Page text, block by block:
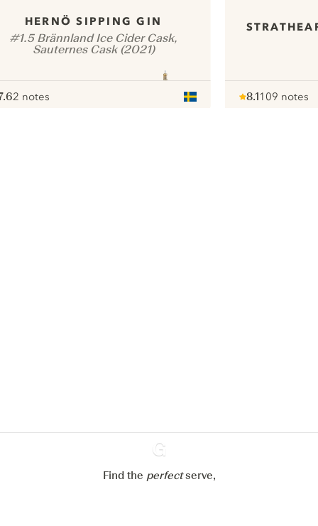
HERNÖ SIPPING GIN
#1.5 Brännland Ice Cider Cask,
Sauternes Cask (2021)
2 notes
8.1109 notes
Ginventory
Find the perfectserve,